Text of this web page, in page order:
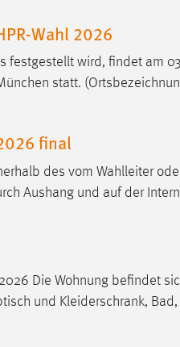
Wahl 2026
festgestellt wird, findet am
statt.
final
des vom Wahlleiter
Aushang und auf der
Die Wohnung befindet
und Kleiderschrank, Bad,
Seitenauslieferung wird
die gewählte
MIBEW_UserID,